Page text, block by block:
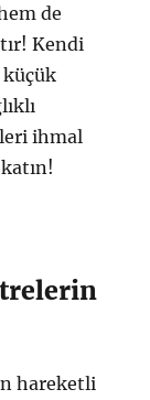
de
Kendi
küçük
ihmal
hareketli